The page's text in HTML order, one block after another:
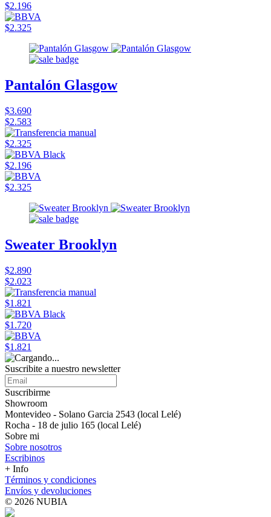
$2.196
$2.325
Pantalón Glasgow
$3.690
$2.583
$2.325
$2.196
$2.325
Sweater Brooklyn
$2.890
$2.023
$1.821
$1.720
$1.821
Suscribite a nuestro newsletter
Suscribirme
Showroom
Montevideo - Solano Garcia 2543 (local Lelé)
Rocha - 18 de julio 165 (local Lelé)
Sobre mi
Sobre nosotros
Escribinos
+ Info
Términos y condiciones
Envíos y devoluciones
© 2026 NUBIA